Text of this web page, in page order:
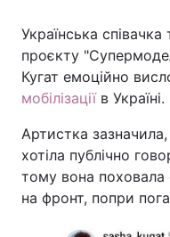
Українська
проєкту
Кугат емоційно
мобілізаціїв Україні.
Артистка
хотіла публічно
тому вона поховала
на фронт, попри